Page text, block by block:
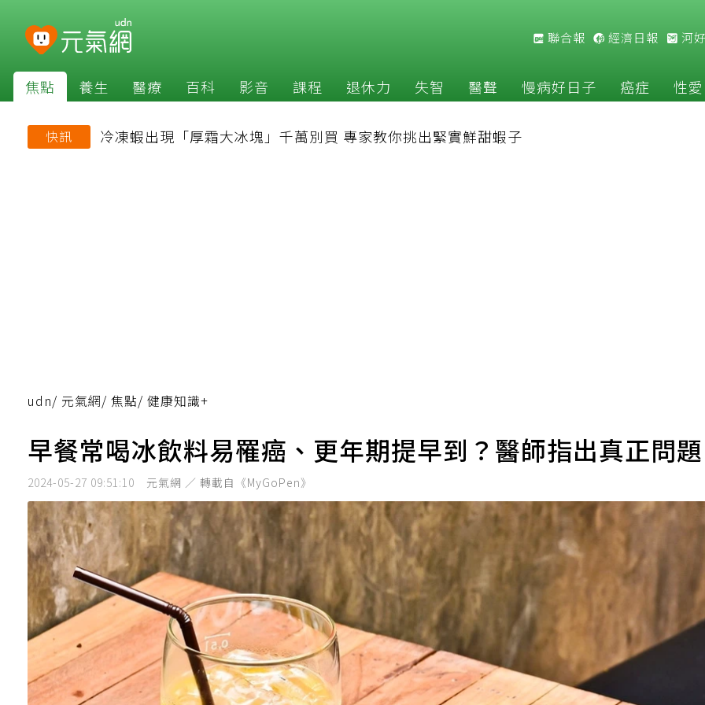
聯合報 經濟日報 河
焦點 養生 醫療 百科 影音 課程 退休力 失智 醫聲 慢病好日子 癌症 性愛
快訊 冷凍蝦出現「厚霜大冰塊」千萬別買 專家教你挑出緊實鮮甜蝦子
udn/ 元氣網/ 焦點/ 健康知識+
早餐常喝冰飲料易罹癌、更年期提早到？醫師指出真正問
2024-05-27 09:51:10 元氣網 ／ 轉載自《MyGoPen》